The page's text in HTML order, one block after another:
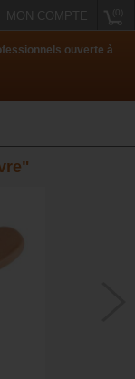
MON COMPTE
ouverte à